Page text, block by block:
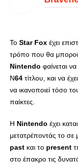
Το Star Fox έχει
τρόπο που θα
Nintendo φαίνεται
N64 τίτλου, και να
να ικανοποιεί τόσο
παίκτες.
Η Nintendo έχει
μετατρέποντάς το σε
past και το present
στο έπακρο τις